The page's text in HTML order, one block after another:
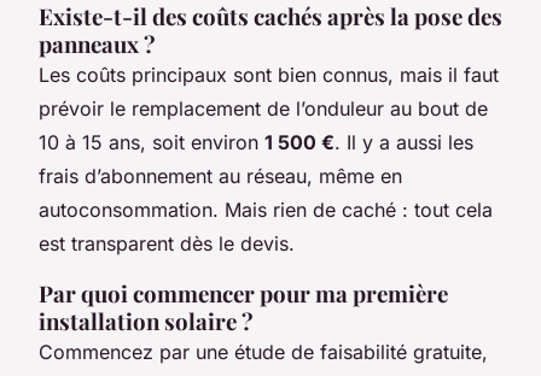
Existe-t-il des coûts cachés après la pose des
panneaux ?
Les coûts principaux sont bien connus, mais il faut
prévoir le remplacement de l’onduleur au bout de
10 à 15 ans, soit environ 1 500 €. Il y a aussi les
frais d’abonnement au réseau, même en
autoconsommation. Mais rien de caché : tout cela
est transparent dès le devis.
Par quoi commencer pour ma première
installation solaire ?
Commencez par une étude de faisabilité gratuite,